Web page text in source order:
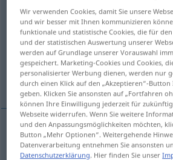
hilare [ilaʀ]adj
Übersicht aller Übersetzungen
(Für mehr Details die Übersetzung
vergnügt, heiter, fröhlich
vergnügt hilare
Wir verwenden Cookies, damit Sie unsere
und wir besser mit Ihnen kommunizieren
funktionale und statistische Cookies, die für
und der statistischen Auswertung unserer
werden auf Grundlage unserer Vorauswahl
gespeichert. Marketing-Cookies und Cookies,
personalisierter Werbung dienen, werden nur
durch einen Klick auf den „Akzeptieren“-
geben. Klicken Sie ansonsten auf „Fortfahren
können Ihre Einwilligung jederzeit für
Webseite widerrufen. Wenn Sie weitere
und den Anpassungsmöglichkeiten möchten,
Button „Mehr Optionen“. Weitergehende
Datenverarbeitung entnehmen Sie ansonsten
Datenschutzerklärung. Hier finden Sie unser